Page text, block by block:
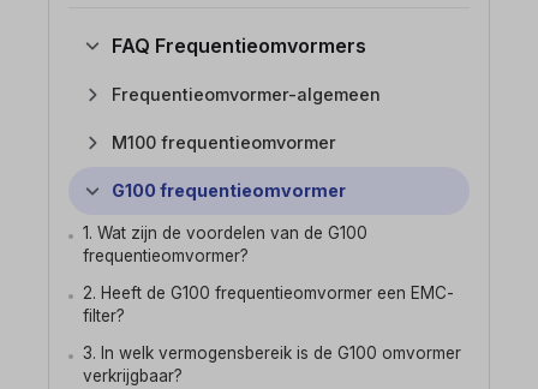
FAQ Frequentieomvormers
Frequentieomvormer-algemeen
M100 frequentieomvormer
G100 frequentieomvormer
1. Wat zijn de voordelen van de G100
frequentieomvormer?
2. Heeft de G100 frequentieomvormer een EMC-
filter?
3. In welk vermogensbereik is de G100 omvormer
verkrijgbaar?